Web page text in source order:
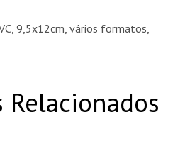
9,5x12cm, vários formatos,
Relacionados